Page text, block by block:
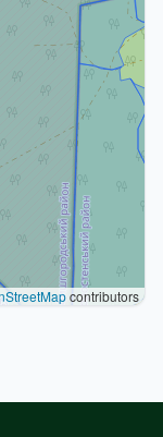
contributors